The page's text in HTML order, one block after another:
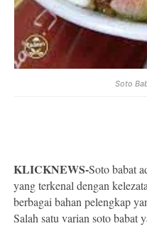
Soto
KLICKNEWS-Soto babat
yang terkenal dengan
berbagai bahan pelengkap
Salah satu varian soto babat